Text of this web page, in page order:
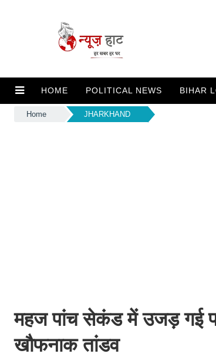
HOME POLITICAL NEWS BIHAR
Home JHARKHAND
महज पांच सेकंड में उजड़ गई
खौफनाक तांडव